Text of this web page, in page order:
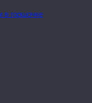
в горшочке